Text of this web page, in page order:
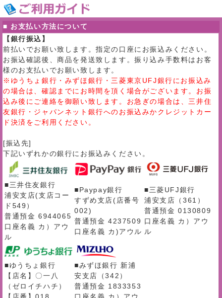
■ お支払い方法について
【銀行振込】
前払いでお願い致します。指定の口座にお振込みください。
お振込確認後、商品を発送致します。振り込み手数料はお客
様のお支払いでお願い致します。
※ゆうちょ銀行・みずほ銀行・三菱東京UFJ銀行にお振込み
の場合は、確認までにお時間を頂く場合がございます。お振
込み後にご連絡を御願い致します。お急ぎの場合は、三井住
友銀行・ジャパンネット銀行へのお振込みかクレジットカー
ド決済をご利用ください。
[振込先]
下記いずれかの銀行にお振込みください。
■三井住友銀行
浦安支店(支店コー
ド549）
普通預金 6944065
口座名義 カ）アウ
ル
■Paypay銀行
すずめ支店(店番号
002)
普通預金 4237509
口座名義 カ)アウル
■三菱UFJ銀行
浦安支店（361）
普通預金 0130809
口座名義 カ）アウ
ル
■ゆうちょ銀行
【店名】〇一八
（ゼロイチハチ）
■みずほ銀行 新浦
安支店（342）
普通預金 1833353